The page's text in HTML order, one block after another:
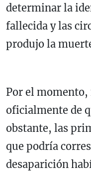
determinar la
fallecida y las
produjo la
Por el momento,
oficialmente de
obstante, las
que podría
desaparición